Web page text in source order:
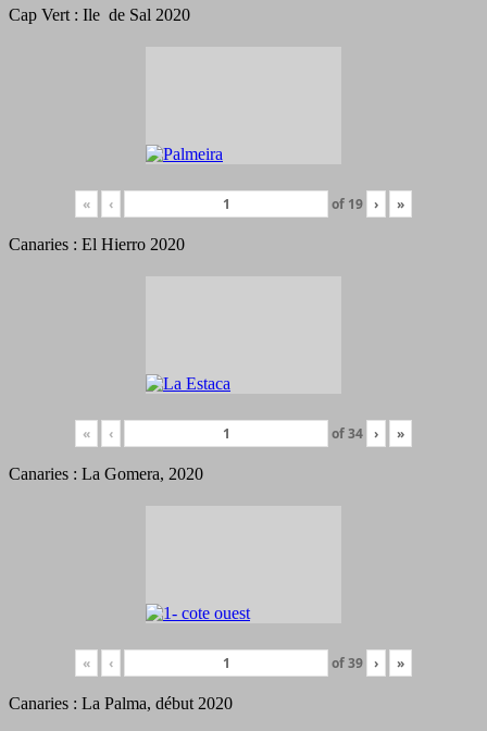
Cap Vert : Ile de Sal 2020
« ‹ of 19 › »
Canaries : El Hierro 2020
« ‹ of34 › »
Canaries : La Gomera, 2020
« ‹ of39 › »
Canaries : La Palma, début 2020